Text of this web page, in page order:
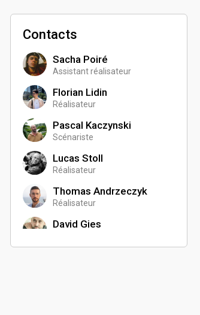
Contacts
Sacha Poiré
Assistant réalisateur
Florian Lidin
Réalisateur
Pascal Kaczynski
Scénariste
Lucas Stoll
Réalisateur
Thomas Andrzeczyk
Réalisateur
David Gies